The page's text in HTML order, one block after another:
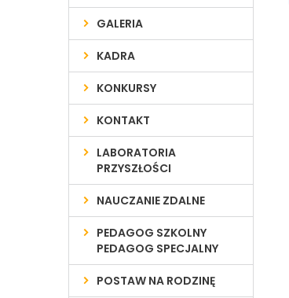
GALERIA
KADRA
KONKURSY
KONTAKT
LABORATORIA
PRZYSZŁOŚCI
NAUCZANIE ZDALNE
PEDAGOG SZKOLNY
PEDAGOG SPECJALNY
POSTAW NA RODZINĘ